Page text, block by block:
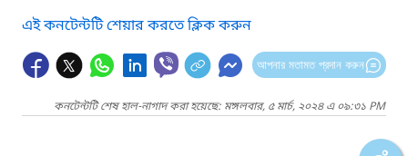
এই কনটেন্টটি শেয়ার করতে ক্লিক করুন
আপনার মতামত প্রদান করুন
কনটেন্টটি শেষ হাল-নাগাদ করা হয়েছে: মঙ্গলবার, ৫ মার্চ, ২০২৪ এ ০৯:৩১ PM